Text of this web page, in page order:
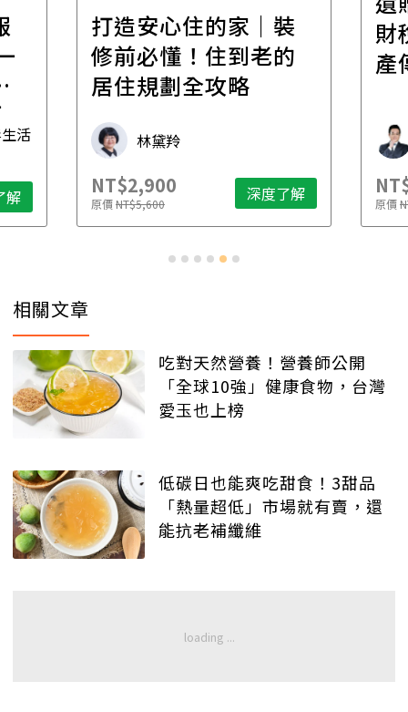
活
解
打造安心住的家｜裝
修前必懂！住到老的
居住規劃全攻略
林黛羚
NT$2,900
原價NT$5,600 深度了解
財
產
原價
相關文章
吃對天然營養！營養師公開
「全球10強」健康食物，台灣
愛玉也上榜
低碳日也能爽吃甜食！3甜品
「熱量超低」市場就有賣，還
能抗老補纖維